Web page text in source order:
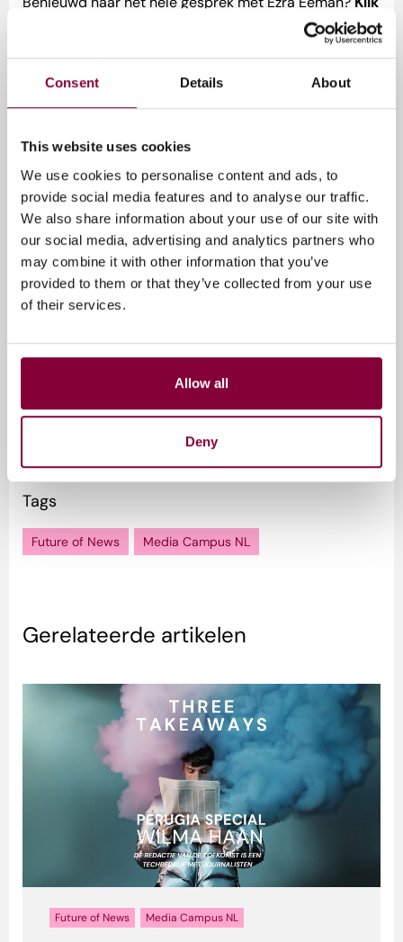
Consent Details About
This website uses cookies
We use cookies to personalise content and ads, to
provide social media features and to analyse our traffic.
We also share information about your use of our site with
our social media, advertising and analytics partners who
may combine it with other information that you’ve
provided to them or that they’ve collected from your use
of their services.
Allow all
Deny
om de eerste aflevering van de Three
Takeaways — Perugia Special te beluisteren.
Liever onderweg luisteren?
je op de
podcast via je favoriete platform en mis geen enkele
– Perugia Special’
* Dit artikel kwam tot stand met de hulp van AI.
Tags
Future of News Media Campus NL
Gerelateerde artikelen
Future of News Media Campus NL